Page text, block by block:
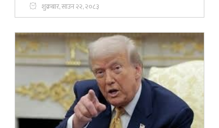
शुक्रबार, साउन २२, २०८३